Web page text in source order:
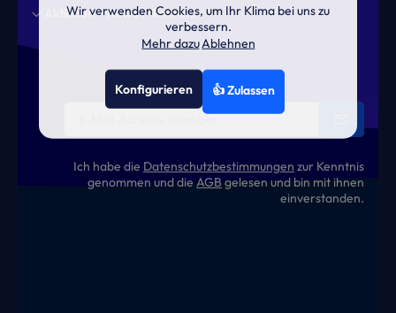
Aktionen News Termine
Ich habe die Datenschutzbestimmungen zur Kenntnis
genommen und die AGB gelesen und bin mit ihnen
einverstanden.
Wir verwenden Cookies, um Ihr Klima bei uns zu
verbessern.
Mehr dazuAblehnen
Konfigurieren 👍 Zulassen